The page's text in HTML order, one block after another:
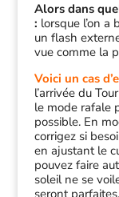
Alors dans
: lorsque l’on
un flash
vue comme la
Voici un cas
l’arrivée du
le mode rafale
possible. En
corrigez si
en ajustant le
pouvez faire
soleil ne se
seront